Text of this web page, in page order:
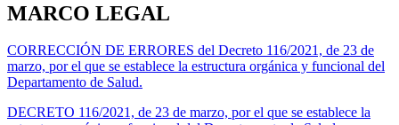
MARCO LEGAL
CORRECCIÓN DE ERRORES del Decreto 116/2021, de 23 de
marzo, por el que se establece la estructura orgánica y funcional del
Departamento de Salud.
DECRETO 116/2021, de 23 de marzo, por el que se establece la